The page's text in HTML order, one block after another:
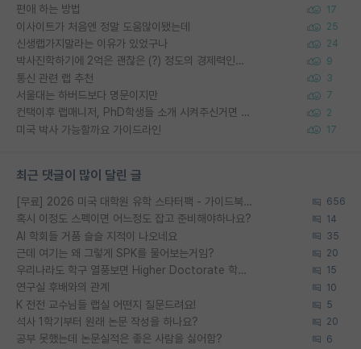
편애 하는 방법 17
이사이트가 처음엔 정말 도움많이됐는데 25
신생랩가지말라는 이유가 있었구나 24
박사진학하기에 2억은 괜찮은 (?) 정도의 경제력인가요 9
통신 관련 랩 추천 3
서울대는 하버드보다 명문이지만 7
컨택이후 랩매니저, PhD학생들 소개 시켜주신거면 거의 컨펌에 가깝나요? 2
미국 박사 가능할까요 가이드라인 17
최근 댓글이 많이 달린 글
[무료] 2026 미국 대학원 유학 스타터팩 - 가이드북 & 합격자 컨택메일 템플릿 656
혹시 이정도 스펙이면 어느정도 잡고 준비해야하나요? 14
AI 학회들 거품 슬슬 지적이 나오네요 35
근데 여기는 왜 그렇게 SPK를 물어보는거임? 20
우리나라도 학구 열풍보면 Higher Doctorate 학위가 필요하다고 봅니다. 15
연구실 후배와의 관계 10
K 전전 교수님들 랩실 어떤지 질문드려요! 5
석사 1학기부터 원래 논문 작성을 하나요? 20
공부 못했는데 논문실적은 좋은 사람을 싫어함? 6